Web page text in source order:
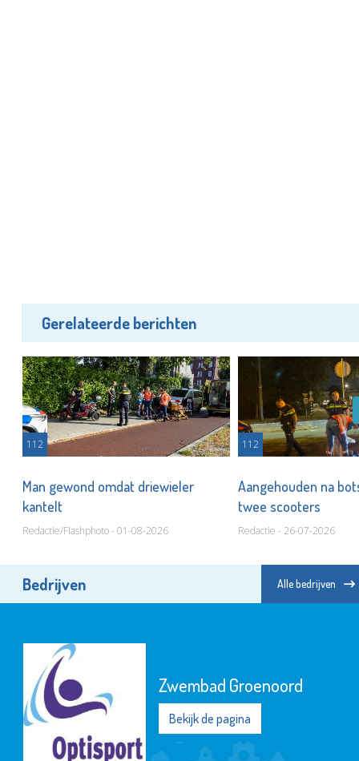
Gerelateerde berichten
112
Man gewond omdat driewieler
kantelt
Redactie/Flashphoto - 01-08-2026
112
Aangehouden na
twee scooters
Redactie - 26-07-2026
Bedrijven Alle bedrijven
Zwembad Groenoord
Bekijk de pagina